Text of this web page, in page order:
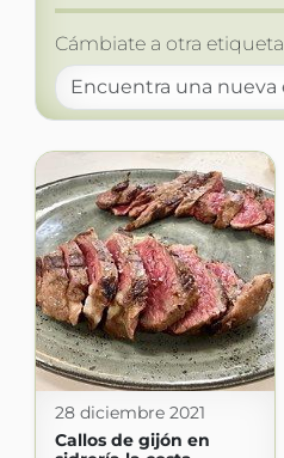
Cámbiate a otra etiqueta
28 diciembre 2021
Callos de gijón en